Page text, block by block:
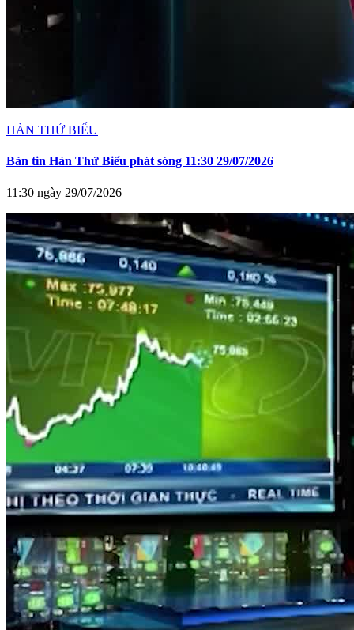
HÀN THỬ BIỂU
Bản tin Hàn Thử Biểu phát sóng 11:30 29/07/2026
11:30 ngày 29/07/2026